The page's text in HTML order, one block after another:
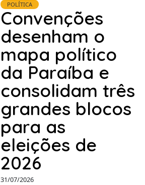
POLÍTICA
Convenções
desenham o
mapa político
da Paraíba e
consolidam três
grandes blocos
para as
eleições de
2026
31/07/2026